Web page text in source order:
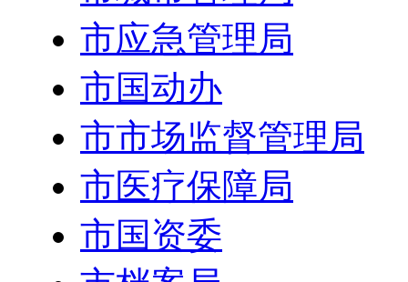
市应急管理局
市国动办
市市场监督管理局
市医疗保障局
市国资委